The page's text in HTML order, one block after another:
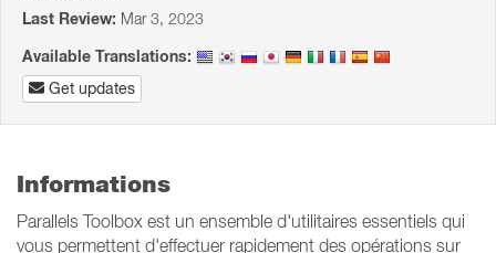
Last Review: Mar 3, 2023
Available Translations:
Get updates
Informations
Parallels Toolbox est un ensemble d'utilitaires essentiels qui
vous permettent d'effectuer rapidement des opérations sur